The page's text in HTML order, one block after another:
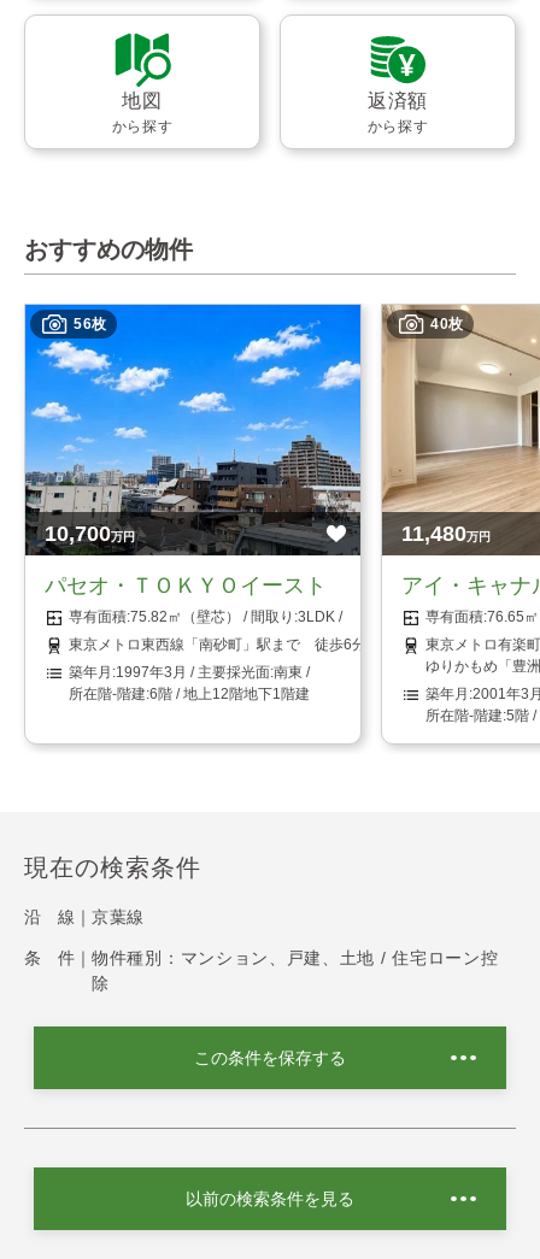
地図
から探す
返済額
から探す
おすすめの物件
56枚
10,700万円
パセオ・ＴＯＫＹＯイースト
75.82㎡（壁芯）
3LDK
東京メトロ東西線「南砂町」駅まで 徒歩6分
1997年3月
南東
6階 / 地上12階地下1階建
40枚
11,480万円
アイ・キャナ
76.65
東京メトロ有楽
ゆりかもめ「豊
2001年3
5階 /
現在の検索条件
沿 線｜ 京葉線
条 件｜ 物件種別：マンション、戸建、土地 / 住宅ローン控
除
この条件を保存する
以前の検索条件を見る